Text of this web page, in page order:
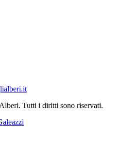
Tutti i diritti sono riservati.